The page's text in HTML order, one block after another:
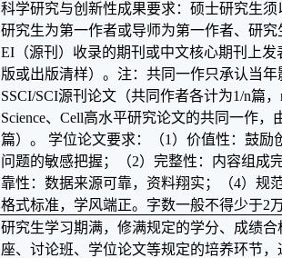
科学研究与创新性成果要求：硕士研究生须
研究生为第一作者或导师为第一作者、研究
EI（源刊）收录的期刊或中文核心期刊上发
版或出版清样）。注：共同一作只承认当年
SSCI/SCI源刊论文（共同作者各计为1/n篇，
Science、 Cell高水平研究论文的共同一作，
篇）。 学位论文要求：（1 ）价值性：鼓励
问题的敏感把握；（2）完整性：内容组成
靠性：数据来源可靠，资料翔实；（4）规
格式标准，学风端正。字数一般不得少于2
研究生学习期满，修满规定的学分、成绩
座、讨论班、学位论文等规定的培养环节